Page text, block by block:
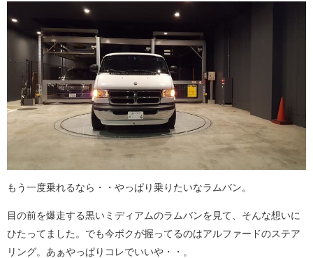
もう一度乗れるなら・・やっぱり乗りたいなラムバン。
目の前を爆走する黒いミディアムのラムバンを見て、そんな想いに
ひたってました。でも今ボクが握ってるのはアルファードのステア
リング。あぁやっぱりコレでいいや・・。